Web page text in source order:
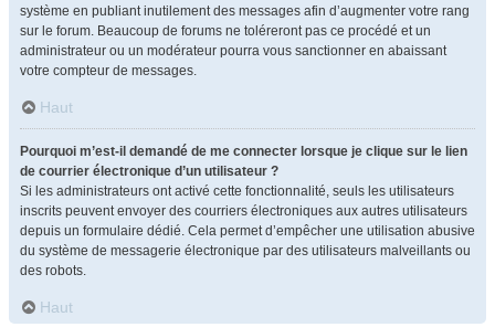
système en publiant inutilement des messages afin d’augmenter votre rang
sur le forum. Beaucoup de forums ne toléreront pas ce procédé et un
administrateur ou un modérateur pourra vous sanctionner en abaissant
votre compteur de messages.
Haut
Pourquoi m’est-il demandé de me connecter lorsque je clique sur le lien
de courrier électronique d’un utilisateur ?
Si les administrateurs ont activé cette fonctionnalité, seuls les utilisateurs
inscrits peuvent envoyer des courriers électroniques aux autres utilisateurs
depuis un formulaire dédié. Cela permet d’empêcher une utilisation abusive
du système de messagerie électronique par des utilisateurs malveillants ou
des robots.
Haut